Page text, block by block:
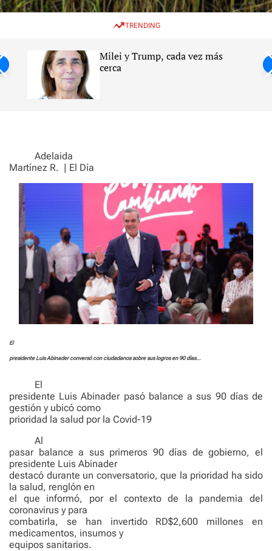
w
c
e
e
TRENDING
Milei y Trump, cada vez más
cerca
Adelaida
Martínez R. | El Día
El
presidente Luis Abinader conversó con ciudadanos sobre sus logros en 90 días…
El
presidente Luis Abinader pasó balance a sus 90 días de
gestión y ubicó como
prioridad la salud por la Covid-19
Al
pasar balance a sus primeros 90 días de gobierno, el
presidente Luis Abinader
destacó durante un conversatorio, que la prioridad ha sido
la salud, renglón en
el que informó, por el contexto de la pandemia del
coronavirus y para
combatirla, se han invertido RD$2,600 millones en
medicamentos, insumos y
equipos sanitarios.